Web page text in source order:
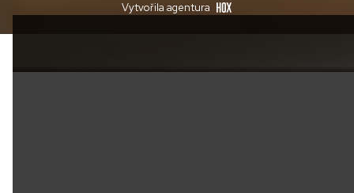
Vytvořila agentura